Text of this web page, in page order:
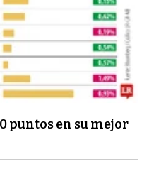
puntos en su mejor